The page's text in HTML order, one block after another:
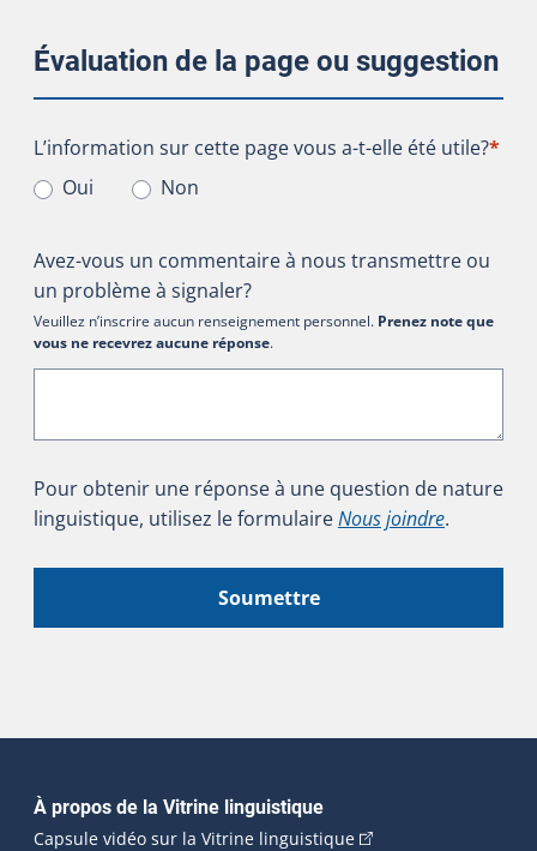
Évaluation de la page ou suggestion
L’information sur cette page vous a-t-elle été utile?
L’information sur cette page vous a-t-elle été utile?*
Oui
Non
Avez-vous un commentaire à nous transmettre ou
un problème à signaler?
Veuillez n’inscrire aucun renseignement personnel. Prenez note que
vous ne recevrez aucune réponse.
Pour obtenir une réponse à une question de nature
linguistique, utilisez le formulaireNous joindre.
Soumettre
Navigation principale
À propos de la Vitrine linguistique
Capsule vidéo sur la Vitrine linguistique(Cet hyperlien